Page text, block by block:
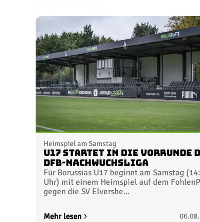
Heimspiel am Samstag
U17 startet in die Vorrunde
DFB-Nachwuchsliga
Für Borussias U17 beginnt am Samstag
Uhr) mit einem Heimspiel auf dem
gegen die SV Elversbe...
Mehr lesen